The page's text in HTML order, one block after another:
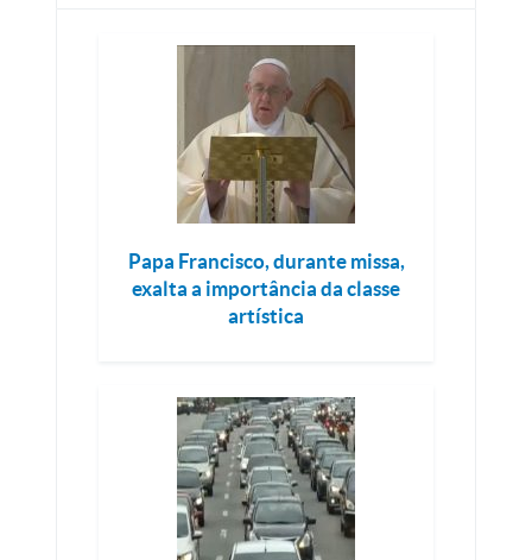
Papa Francisco, durante missa,
exalta a importância da classe
artística